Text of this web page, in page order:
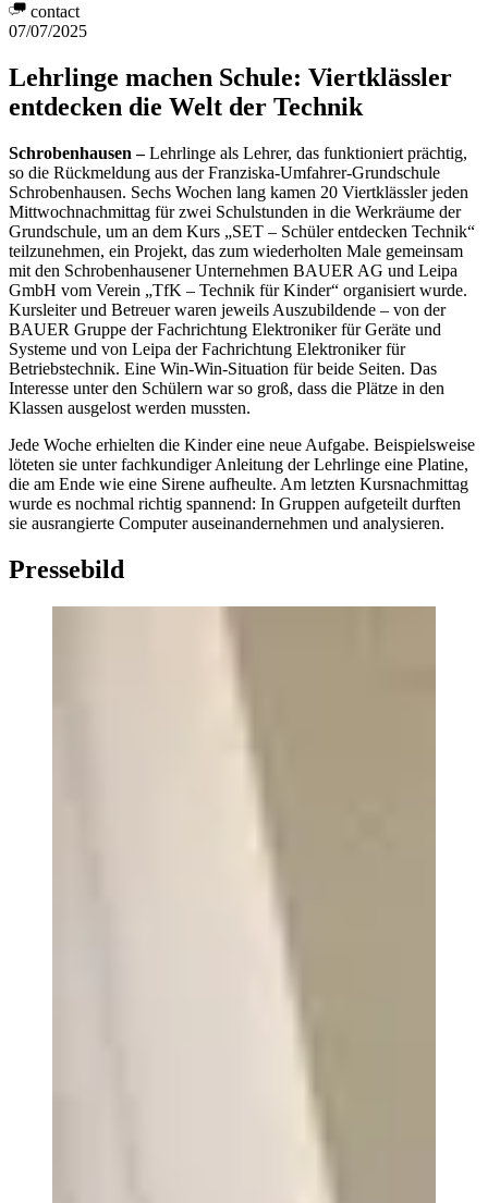
contact
07/07/2025
Lehrlinge machen Schule: Viertklässler
entdecken die Welt der Technik
Schrobenhausen –Lehrlinge als Lehrer, das funktioniert prächtig,
so die Rückmeldung aus der Franziska-Umfahrer-Grundschule
Schrobenhausen. Sechs Wochen lang kamen 20 Viertklässler jeden
Mittwochnachmittag für zwei Schulstunden in die Werkräume der
Grundschule, um an dem Kurs „SET – Schüler entdecken Technik“
teilzunehmen, ein Projekt, das zum wiederholten Male gemeinsam
mit den Schrobenhausener Unternehmen BAUER AG und Leipa
GmbH vom Verein „TfK – Technik für Kinder“ organisiert wurde.
Kursleiter und Betreuer waren jeweils Auszubildende – von der
BAUER Gruppe der Fachrichtung Elektroniker für Geräte und
Systeme und von Leipa der Fachrichtung Elektroniker für
Betriebstechnik. Eine Win-Win-Situation für beide Seiten. Das
Interesse unter den Schülern war so groß, dass die Plätze in den
Klassen ausgelost werden mussten.
Jede Woche erhielten die Kinder eine neue Aufgabe. Beispielsweise
löteten sie unter fachkundiger Anleitung der Lehrlinge eine Platine,
die am Ende wie eine Sirene aufheulte. Am letzten Kursnachmittag
wurde es nochmal richtig spannend: In Gruppen aufgeteilt durften
sie ausrangierte Computer auseinandernehmen und analysieren.
Pressebild